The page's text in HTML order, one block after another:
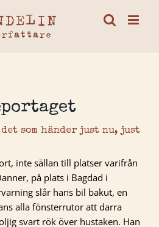
som händer just nu, just
inte sällan till platser varifrån
på plats i Bagdad i
slår hans bil bakut, en
alla fönsterrutor att darra
svart rök över hustaken. Han